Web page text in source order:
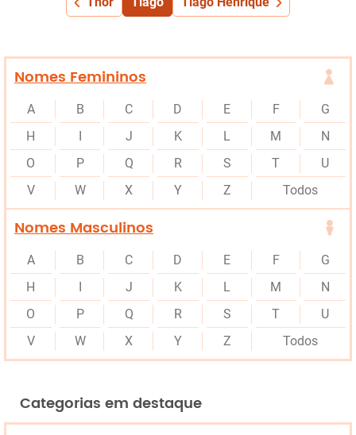
Nomes Femininos
A B C D E F
G
H
I J K L M
N
O
P Q R S T
U
V
W X Y Z Todos
Nomes Masculinos
A B C D E F
G
H
I J K L M
N
O
P Q R S T
U
V
W X Y Z Todos
Categorias em destaque